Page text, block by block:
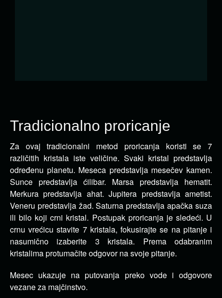
Tradicionalno proricanje
Za ovaj tradicionalni metod proricanja koristi se 7
različitih kristala iste veličine. Svaki kristal predstavlja
određenu planetu. Meseca predstavlja mesečev kamen.
Sunce predstavlja ćilibar. Marsa predstavlja hematit.
Merkura predstavlja ahat. Jupitera predstavlja ametist.
Veneru predstavlja žad. Saturna predstavlja apačka suza
ili bilo koji crni kristal. Postupak proricanja je sledeći. U
crnu vrećicu stavite 7 kristala, fokusirajte se na pitanje i
nasumično izaberite 3 kristala. Prema odabranim
kristalima protumačite odgovor na svoje pitanje.
Mesec ukazuje na putovanja preko vode i odgovore
vezane za majčinstvo.